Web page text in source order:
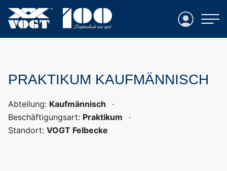
Login
PRAKTIKUM KAUFMÄNNISCH
Abteilung: Kaufmännisch
Beschäftigungsart: Praktikum
Standort: VOGT Felbecke